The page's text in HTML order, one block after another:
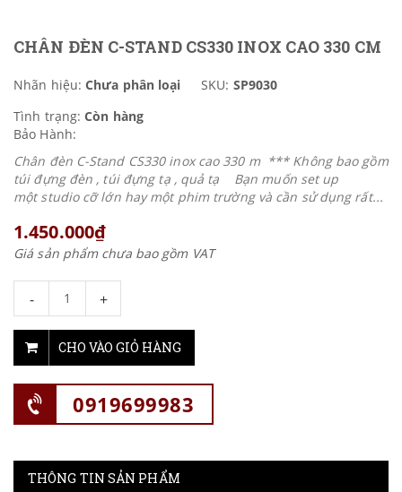
CHÂN ĐÈN C-STAND CS330 INOX CAO 330 CM
Nhãn hiệu: Chưa phân loại SKU: SP9030
Tình trạng: Còn hàng
Bảo Hành:
Chân đèn C-Stand CS330 inox cao 330 m *** Không bao gồm
túi đựng đèn , túi đựng tạ , quả tạ Bạn muốn set up
một studio cỡ lớn hay một phim trường và cần sử dụng rất...
1.450.000₫
Giá sản phẩm chưa bao gồm VAT
- +
CHO VÀO GIỎ HÀNG
0919699983
THÔNG TIN SẢN PHẨM